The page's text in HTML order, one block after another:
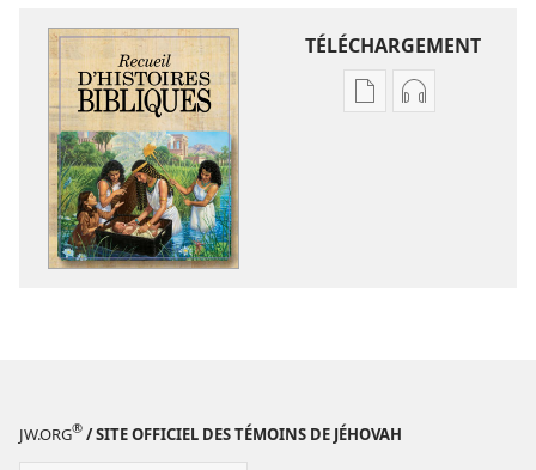
TÉLÉCHARGEMENT
OptionsOptions
JW.ORG® / SITE OFFICIEL DES TÉMOINS DE JÉHOVAH